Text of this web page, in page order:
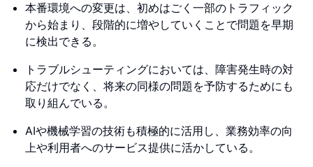
本番環境への変更は、初めはごく一部のトラフィック
から始まり、段階的に増やしていくことで問題を早期
に検出できる。
トラブルシューティングにおいては、障害発生時の対
応だけでなく、将来の同様の問題を予防するためにも
取り組んでいる。
AIや機械学習の技術も積極的に活用し、業務効率の向
上や利用者へのサービス提供に活かしている。